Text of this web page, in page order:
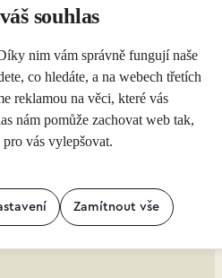
16
15 16 17
souhlas
nim vám správně fungují naše
co hledáte, a na webech třetích
reklamou na věci, které vás
nám pomůže zachovat web tak,
vás vylepšovat.
Zamítnout vše